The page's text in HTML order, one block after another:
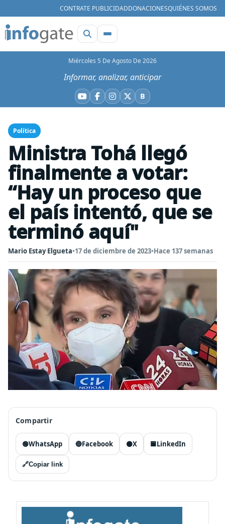
CONTRATE PUBLICIDADDONACIONESQUIÉNES SOMOS
Miércoles 5 De Agosto De 2026
Informar, analizar, anticipar
YouTube
Facebook
Instagram
X BBluesky
Política
Ministra Tohá llegó
finalmente a votar:
“Hay un proceso que
el país intentó, que se
terminó aquí"
Mario Estay Elgueta•17 de diciembre de 2023•Hace 137 semanas
Compartir
🟢WhatsApp 🔵Facebook ⚫X 🟦LinkedIn
🔗Copiar link